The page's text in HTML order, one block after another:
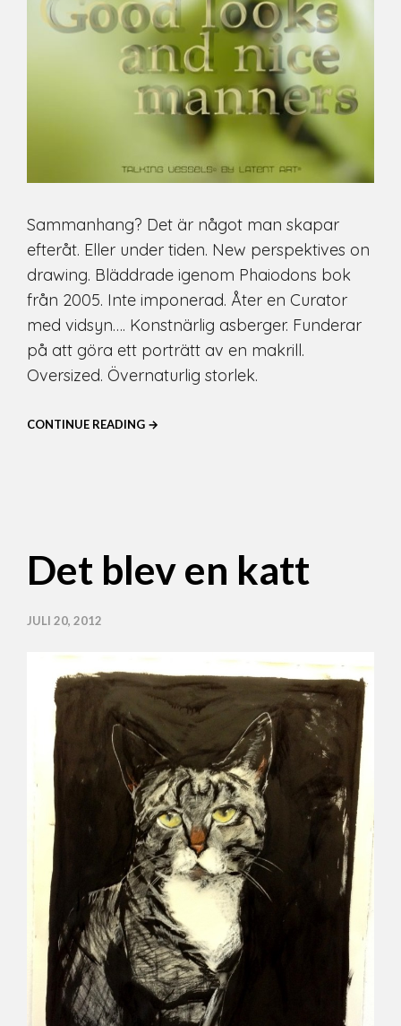
Sammanhang? Det är något man skapar
efteråt. Eller under tiden. New perspektives on
drawing. Bläddrade igenom Phaiodons bok
från 2005. Inte imponerad. Åter en Curator
med vidsyn…. Konstnärlig asberger. Funderar
på att göra ett porträtt av en makrill.
Oversized. Övernaturlig storlek.
CONTINUE READING →
Det blev en katt
JULI 20, 2012